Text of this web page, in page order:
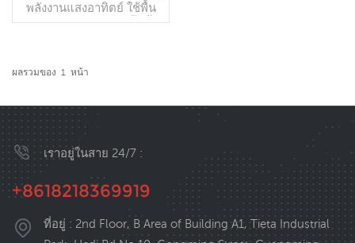
พลังงานแสงอาทิตย์ ใช้พื้น
ฐานจากอินเวอร์เตอร์ปั๊มน้ำ
ไฟฟ้าอัตโนมัติ เพื่อตอบ
ทำงานที่แรงดันไฟฟ้าต่ำ
และลดความซับซ้อนในการ
กำหนดค่าแผงแบตเตอรี่
พลังงานแสงอาทิตย์ ซึ่งช่วย
ลดต้นทุนของระบบ
ผลรวมของ 1 หน้า
เราอยู่ในสาย 24/7 :
+8618218369919
ที่อยู่ : 2nd Floor, B Area of Building A1, Tieta Industrial